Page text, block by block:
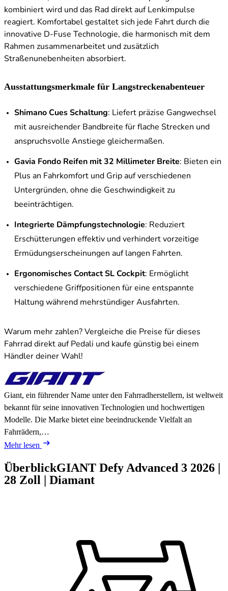
kombiniert wird und das Rad direkt auf Lenkimpulse
reagiert. Komfortabel gestaltet sich jede Fahrt durch die
innovative D-Fuse Technologie, die harmonisch mit dem
Rahmen zusammenarbeitet und zusätzlich
Straßenunebenheiten absorbiert.
Ausstattungsmerkmale für Langstreckenabenteuer
Shimano Cues Schaltung: Liefert präzise Gangwechsel
mit ausreichender Bandbreite für flache Strecken und
anspruchsvolle Anstiege gleichermaßen.
Gavia Fondo Reifen mit 32 Millimeter Breite: Bieten ein
Plus an Fahrkomfort und Grip auf verschiedenen
Untergründen, ohne die Geschwindigkeit zu
beeinträchtigen.
Integrierte Dämpfungstechnologie: Reduziert
Erschütterungen effektiv und verhindert vorzeitige
Ermüdungserscheinungen auf langen Fahrten.
Ergonomisches Contact SL Cockpit: Ermöglicht
verschiedene Griffpositionen für eine entspannte
Haltung während mehrstündiger Ausfahrten.
Warum mehr zahlen? Vergleiche die Preise für dieses
Fahrrad direkt auf Pedali und kaufe günstig bei einem
Händler deiner Wahl!
Giant, ein führender Name unter den Fahrradherstellern, ist weltweit
bekannt für seine innovativen Technologien und hochwertigen
Modelle. Die Marke bietet eine beeindruckende Vielfalt an
Fahrrädern,…
Mehr lesen
ÜberblickGIANT Defy Advanced 3 2026 |
28 Zoll | Diamant